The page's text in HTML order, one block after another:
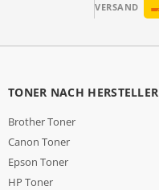
VERSAND
TONER NACH HERSTELLER
Brother Toner
Canon Toner
Epson Toner
HP Toner